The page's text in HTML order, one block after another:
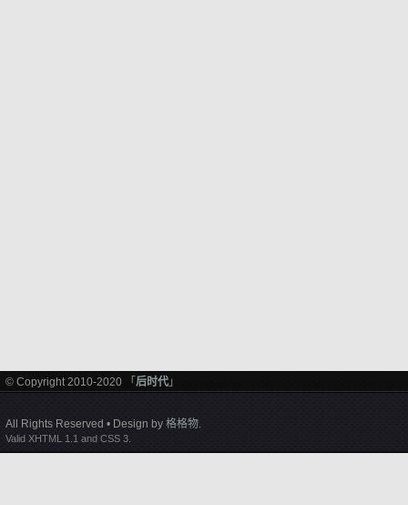
© Copyright 2010-2020 「 后时代 」
All Rights Reserved • Design by 格格物.
Valid XHTML 1.1 and CSS 3.